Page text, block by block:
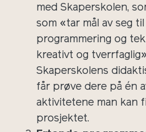
med Skaperskolen,
som «tar mål av seg
programmering og
kreativt og
Skaperskolens
får prøve dere på én
aktivitetene man kan
prosjektet.